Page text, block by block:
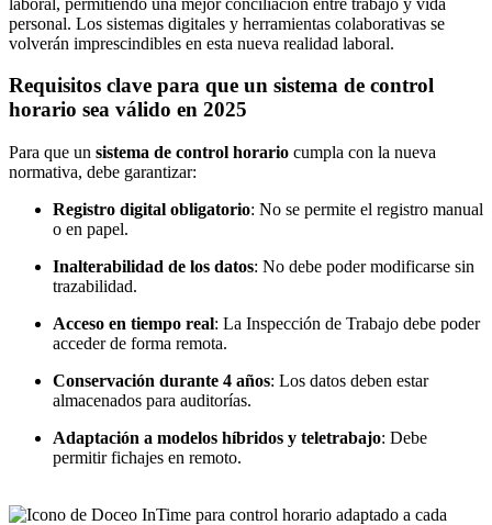
personal. Los sistemas digitales y herramientas colaborativas se
volverán imprescindibles en esta nueva realidad laboral.
Requisitos clave para que un sistema de control
horario sea válido en 2025
Para que un sistema de control horario cumpla con la nueva
normativa, debe garantizar:
Registro digital obligatorio: No se permite el registro manual
o en papel.
Inalterabilidad de los datos: No debe poder modificarse sin
trazabilidad.
Acceso en tiempo real: La Inspección de Trabajo debe poder
acceder de forma remota.
Conservación durante 4 años: Los datos deben estar
almacenados para auditorías.
Adaptación a modelos híbridos y teletrabajo: Debe
permitir fichajes en remoto.